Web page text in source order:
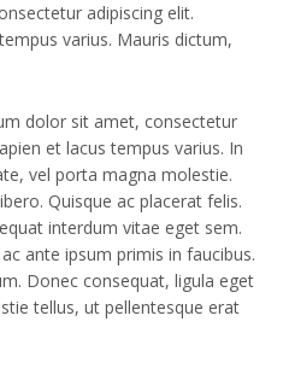
adipiscing elit.
varius. Mauris dictum,
dolor sit amet, consectetur
et lacus tempus varius. In
vel porta magna molestie.
Quisque ac placerat felis.
interdum vitae eget sem.
ante ipsum primis in faucibus.
Donec consequat, ligula eget
tellus, ut pellentesque erat